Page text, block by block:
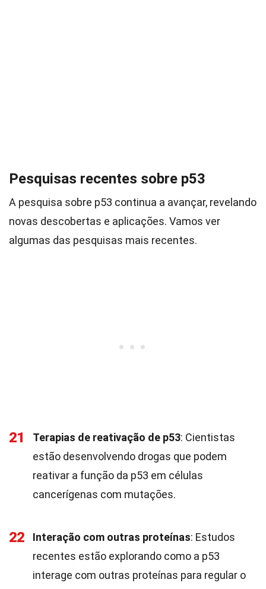
Pesquisas recentes sobre p53
A pesquisa sobre p53 continua a avançar, revelando
novas descobertas e aplicações. Vamos ver
algumas das pesquisas mais recentes.
21 Terapias de reativação de p53: Cientistas
estão desenvolvendo drogas que podem
reativar a função da p53 em células
cancerígenas com mutações.
22 Interação com outras proteínas: Estudos
recentes estão explorando como a p53
interage com outras proteínas para regular o